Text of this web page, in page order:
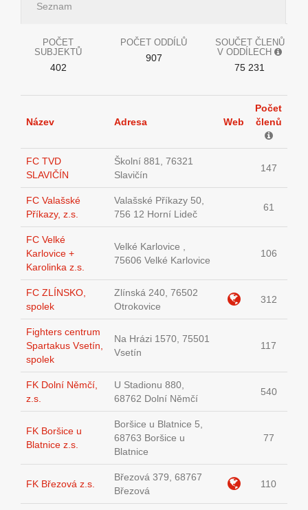
Seznam
POČET
SUBJEKTŮ
402
POČET ODDÍLŮ
907
SOUČET ČLENŮ
V ODDÍLECH
75 231
Název Adresa Web
Počet
členů
FC TVD
SLAVIČÍN
Školní 881, 76321
Slavičín
147
FC Valašské
Příkazy, z.s.
Valašské Příkazy 50,
756 12 Horní Lideč
61
FC Velké
Karlovice +
Karolinka z.s.
Velké Karlovice ,
75606 Velké Karlovice
106
FC ZLÍNSKO,
spolek
Zlínská 240, 76502
Otrokovice
312
Fighters centrum
Spartakus Vsetín,
spolek
Na Hrázi 1570, 75501
Vsetín
117
FK Dolní Němčí,
z.s.
U Stadionu 880,
68762 Dolní Němčí
540
FK Boršice u
Blatnice z.s.
Boršice u Blatnice 5,
68763 Boršice u
Blatnice
77
FK Březová z.s.
Březová 379, 68767
Březová
110